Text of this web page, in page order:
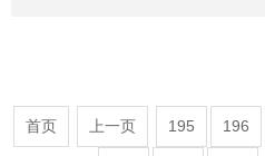
首页 上一页 195 196